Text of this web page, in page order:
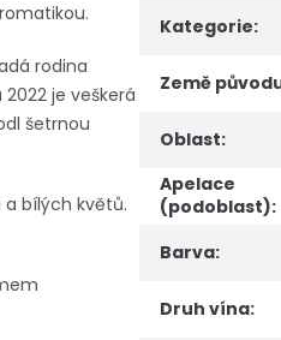
rodina
je veškerá
šetrnou
bílých květů.
Kategorie:
Země
Oblast:
Apelace
(podoblast):
Barva:
Druh vína: